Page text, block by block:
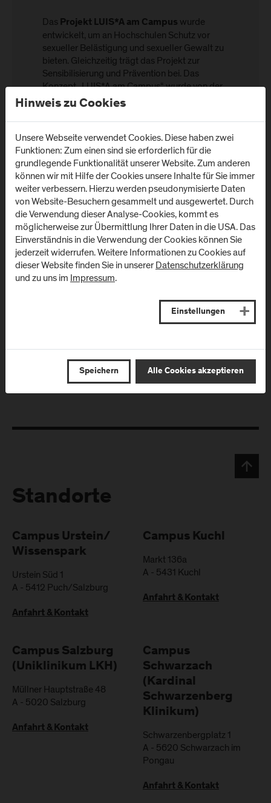
Das Projekt LUIS*A am Campus wurde
entwickelt, um an Hochschulen Schutz vor
sexueller Belästigung und sexueller Gewalt zu
bieten. Gleichzeitig trägt das Projekt zur
Sensibilisierung und Prävention bei. Das
Konzept „LUIS*A am Campus“ wurde von der
Universität Graz entwickelt. Die FH Salzburg ist
die erste Fachhochschule, die das Konzept
implementiert.
LUIS*A am Campus
Unter dem Code „Ist Luis*a da?" können sich
Betroffene in Notsituationen schnell und diskret Hilfe
holen.
Standorte
Campus Urstein/
Wissenspark
Urstein Süd 1
A - 5412 Puch/Salzburg
Anfahrt & Kontakt
Campus Kuchl
Markt 136a
A - 5431 Kuchl
Anfahrt & Kontakt
Campus Salzburg
(Uniklinikum LKH)
Müllner Hauptstraße 48
A - 5020 Salzburg
Anfahrt & Kontakt
Campus
Schwarzach
(Kardinal
Schwarzenberg
Klinikum)
Schwarzenbergplatz 1
A - 5620 Schwarzach im
Pongau
Anfahrt & Kontakt
Hinweis zu Cookies
Unsere Webseite verwendet Cookies. Diese haben zwei
Funktionen: Zum einen sind sie erforderlich für die
grundlegende Funktionalität unserer Website. Zum anderen
können wir mit Hilfe der Cookies unsere Inhalte für Sie immer
weiter verbessern. Hierzu werden pseudonymisierte Daten
von Website-Besuchern gesammelt und ausgewertet. Durch
die Verwendung dieser Analyse-Cookies, kommt es
möglicherweise zur Übermittlung Ihrer Daten in die USA. Das
Einverständnis in die Verwendung der Cookies können Sie
jederzeit widerrufen. Weitere Informationen zu Cookies auf
dieser Website finden Sie in unsererDatenschutzerklärung
und zu uns im Impressum.
Einstellungen
Speichern Alle Cookies akzeptieren